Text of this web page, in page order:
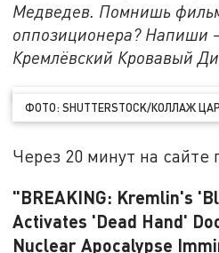
Медведев. Помнишь
оппозиционера? Напиши
Кремлёвский Кровавый
ФОТО: SHUTTERSTOCK/КОЛЛАЖ
Через 20 минут на сайте
"BREAKING: Kremlin's
Activates 'Dead Hand'
Nuclear Apocalypse